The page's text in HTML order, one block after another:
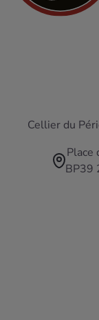
Cellier du
Place
BP39